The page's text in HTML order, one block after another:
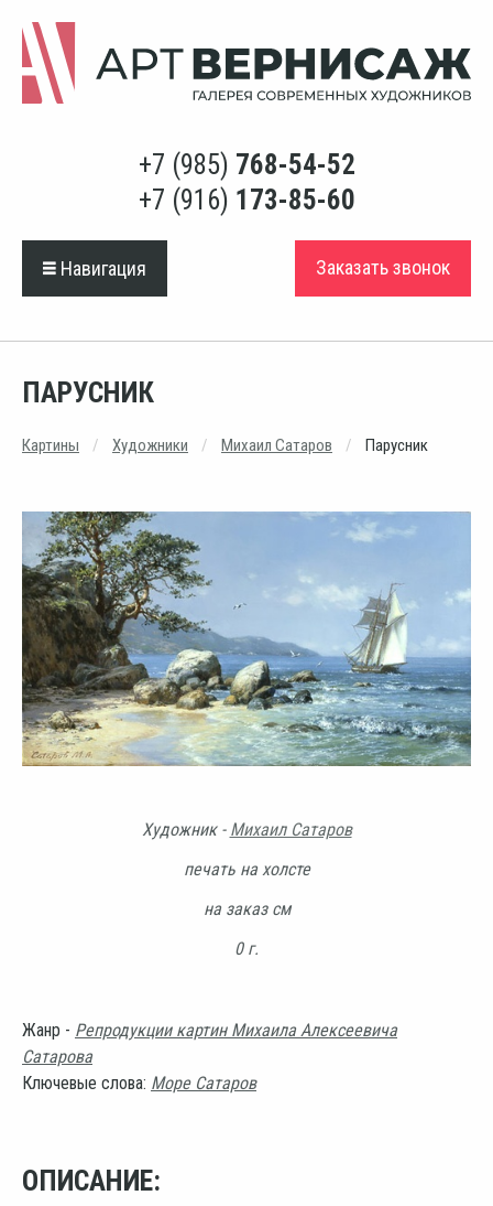
+7 (985) 768-54-52
+7 (916) 173-85-60
Навигация Заказать звонок
ПАРУСНИК
Картины Художники Михаил Сатаров Парусник
Художник - Михаил Сатаров
печать на холсте
на заказ см
0 г.
Жанр - Репродукции картин Михаила Алексеевича
Сатарова
Ключевые слова: Море Сатаров
ОПИСАНИЕ: